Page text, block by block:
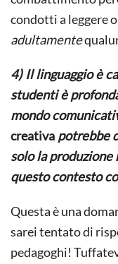
condotti a leggere
adultamente
4) Il linguaggio è
studenti è
mondo
creativa potrebbe
solo la
questo contesto
Questa è una
sarei tentato di
pedagoghi!